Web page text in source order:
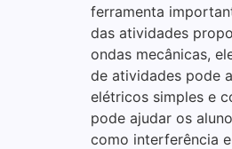
ferramenta
das atividades
ondas mecânicas,
de atividades pode
elétricos simples e
pode ajudar os
como interferência